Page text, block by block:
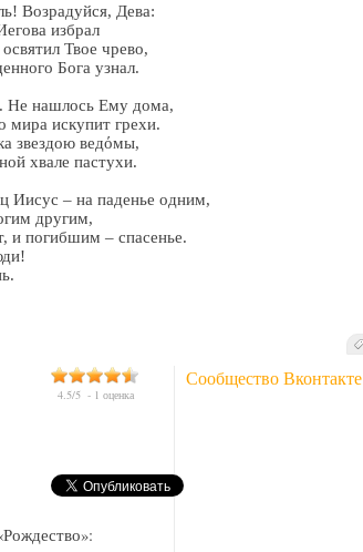
Возрадуйся, Дева:
избрал
Твое чрево,
Бога узнал.
Не нашлось Ему дома,
мира искупит грехи.
звездою ведόмы,
хвале пастухи.
Иисус – на паденье одним,
другим,
и погибшим – спасенье.
Сообщество Вконтакте
4.5/5- 1 оценка